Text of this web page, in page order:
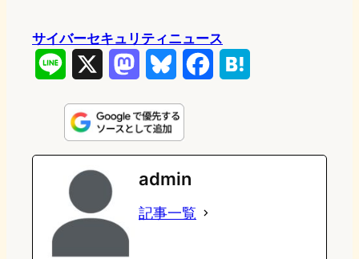
サイバーセキュリティニュース
n
e
s
t
o
d
u
e
s
k
e
e
admin
記事一覧